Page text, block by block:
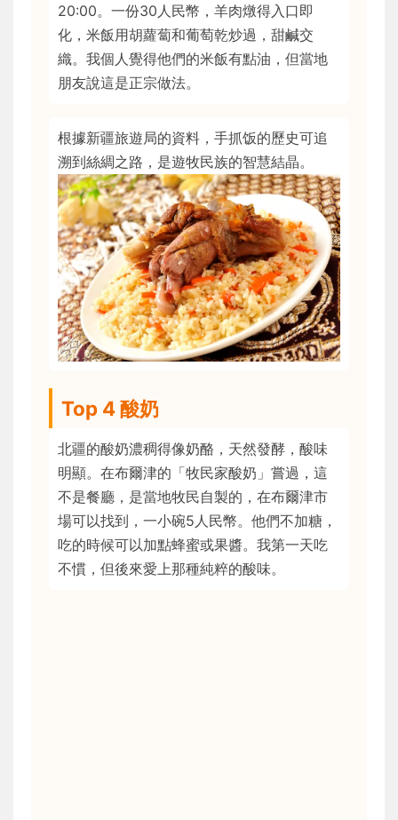
20:00。一份30人民幣，羊肉燉得入口即
化，米飯用胡蘿蔔和葡萄乾炒過，甜鹹交
織。我個人覺得他們的米飯有點油，但當地
朋友說這是正宗做法。
根據新疆旅遊局的資料，手抓饭的歷史可追
溯到絲綢之路，是遊牧民族的智慧結晶。
Top 4 酸奶
北疆的酸奶濃稠得像奶酪，天然發酵，酸味
明顯。在布爾津的「牧民家酸奶」嘗過，這
不是餐廳，是當地牧民自製的，在布爾津市
場可以找到，一小碗5人民幣。他們不加糖，
吃的時候可以加點蜂蜜或果醬。我第一天吃
不慣，但後來愛上那種純粹的酸味。